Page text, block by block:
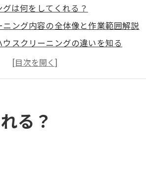
は何をしてくれる？
ング内容の全体像と作業範囲解説
ウスクリーニングの違いを知る
クリーニングが得意な場所とは
ングで落とせる頑固な汚れ種類
スクリーニングの基本
ングの基本掃除範囲を整理
で広がるハウスクリーニング内容
る？